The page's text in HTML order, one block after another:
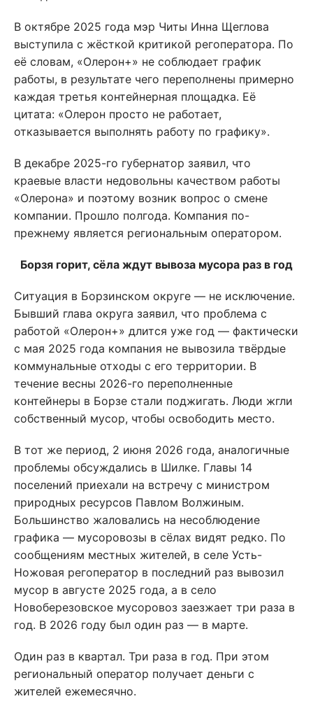
В октябре 2025 года мэр Читы Инна Щеглова
выступила с жёсткой критикой регоператора. По
её словам, «Олерон+» не соблюдает график
работы, в результате чего переполнены примерно
каждая третья контейнерная площадка. Её
цитата: «Олерон просто не работает,
отказывается выполнять работу по графику».
В декабре 2025-го губернатор заявил, что
краевые власти недовольны качеством работы
«Олерона» и поэтому возник вопрос о смене
компании. Прошло полгода. Компания по-
прежнему является региональным оператором.
Борзя горит, сёла ждут вывоза мусора раз в год
Ситуация в Борзинском округе — не исключение.
Бывший глава округа заявил, что проблема с
работой «Олерон+» длится уже год — фактически
с мая 2025 года компания не вывозила твёрдые
коммунальные отходы с его территории. В
течение весны 2026-го переполненные
контейнеры в Борзе стали поджигать. Люди жгли
собственный мусор, чтобы освободить место.
В тот же период, 2 июня 2026 года, аналогичные
проблемы обсуждались в Шилке. Главы 14
поселений приехали на встречу с министром
природных ресурсов Павлом Волжиным.
Большинство жаловались на несоблюдение
графика — мусоровозы в сёлах видят редко. По
сообщениям местных жителей, в селе Усть-
Ножовая регоператор в последний раз вывозил
мусор в августе 2025 года, а в село
Новоберезовское мусоровоз заезжает три раза в
год. В 2026 году был один раз — в марте.
Один раз в квартал. Три раза в год. При этом
региональный оператор получает деньги с
жителей ежемесячно.